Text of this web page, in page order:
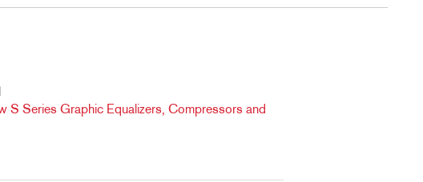
S Series Graphic Equalizers, Compressors and